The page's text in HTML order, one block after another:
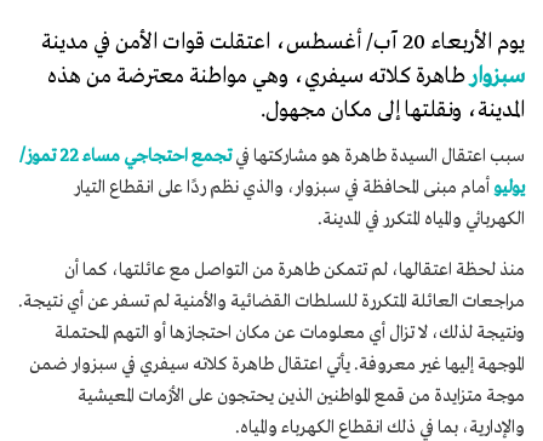
يوم الأربعاء 20 آب/ أغسطس، اعتقلت قوات الأمن في مدينة
سبزوارطاهرة كلاته سيفري، وهي مواطنة معترضة من هذه
المدينة، ونقلتها إلى مكان مجهول.
سبب اعتقال السيدة طاهرة هو مشاركتها في
تجمع احتجاجي مساء 22 تموز/
يوليوأمام مبنى المحافظة في سبزوار، والذي نظم ردًا على انقطاع التيار
الكهربائي والمياه المتكرر في المدينة.
منذ لحظة اعتقالها، لم تتمكن طاهرة من التواصل مع عائلتها، كما أن
مراجعات العائلة المتكررة للسلطات القضائية والأمنية لم تسفر عن أي نتيجة.
ونتيجة لذلك، لا تزال أي معلومات عن مكان احتجازها أو التهم المحتملة
الموجهة إليها غير معروفة. يأتي اعتقال طاهرة كلاته سيفري في سبزوار ضمن
موجة متزايدة من قمع المواطنين الذين يحتجون على الأزمات المعيشية
والإدارية، بما في ذلك انقطاع الكهرباء والمياه.